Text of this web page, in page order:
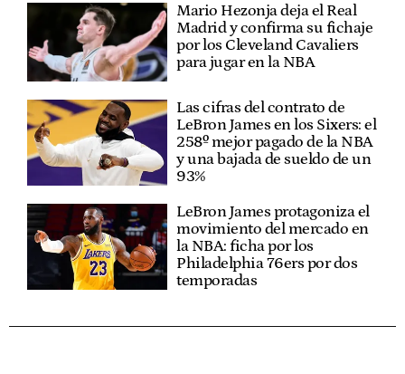
Mario Hezonja deja el Real
Madrid y confirma su fichaje
por los Cleveland Cavaliers
para jugar en la NBA
Las cifras del contrato de
LeBron James en los Sixers: el
258º mejor pagado de la NBA
y una bajada de sueldo de un
93%
LeBron James protagoniza el
movimiento del mercado en
la NBA: ficha por los
Philadelphia 76ers por dos
temporadas